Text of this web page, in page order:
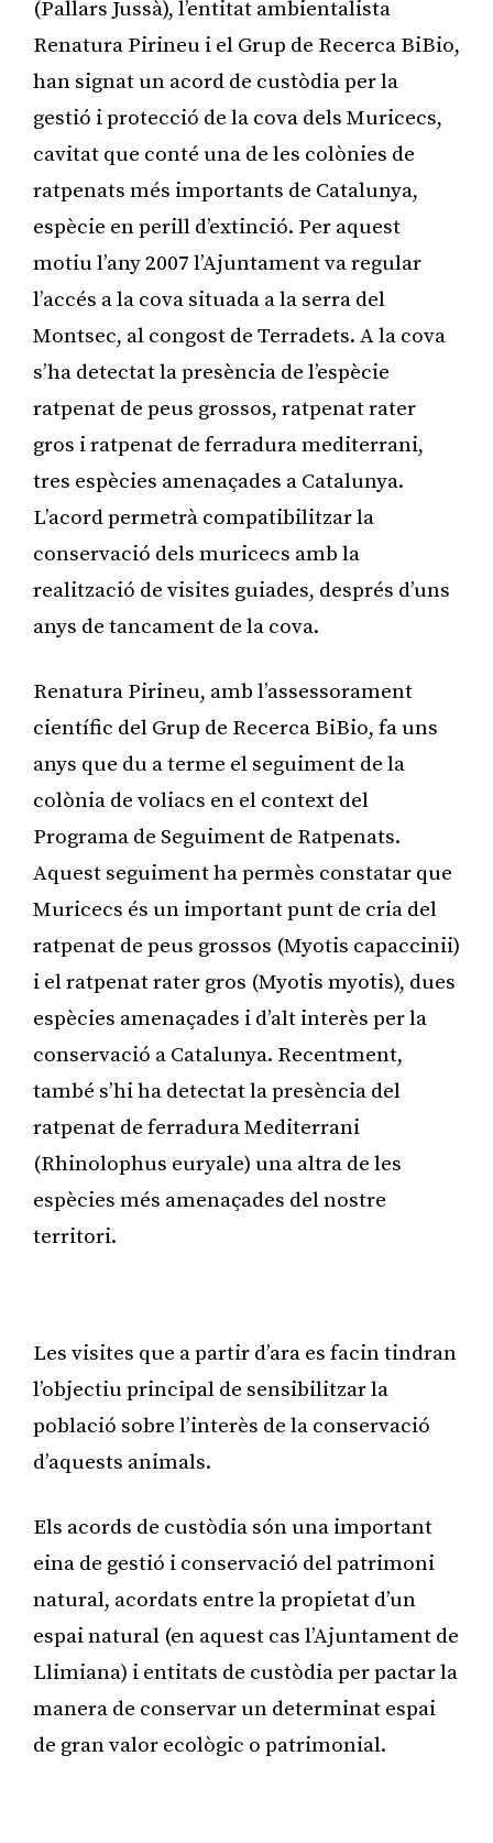
(Pallars Jussà), l’entitat ambientalista
Renatura Pirineu i el Grup de Recerca BiBio,
han signat un acord de custòdia per la
gestió i protecció de la cova dels Muricecs,
cavitat que conté una de les colònies de
ratpenats més importants de Catalunya,
espècie en perill d’extinció. Per aquest
motiu l’any 2007 l’Ajuntament va regular
l’accés a la cova situada a la serra del
Montsec, al congost de Terradets. A la cova
s’ha detectat la presència de l’espècie
ratpenat de peus grossos, ratpenat rater
gros i ratpenat de ferradura mediterrani,
tres espècies amenaçades a Catalunya.
L’acord permetrà compatibilitzar la
conservació dels muricecs amb la
realització de visites guiades, després d’uns
anys de tancament de la cova.
Renatura Pirineu, amb l’assessorament
científic del Grup de Recerca BiBio, fa uns
anys que du a terme el seguiment de la
colònia de voliacs en el context del
Programa de Seguiment de Ratpenats.
Aquest seguiment ha permès constatar que
Muricecs és un important punt de cria del
ratpenat de peus grossos (Myotis capaccinii)
i el ratpenat rater gros (Myotis myotis), dues
espècies amenaçades i d’alt interès per la
conservació a Catalunya. Recentment,
també s’hi ha detectat la presència del
ratpenat de ferradura Mediterrani
(Rhinolophus euryale) una altra de les
espècies més amenaçades del nostre
territori.
Les visites que a partir d’ara es facin tindran
l’objectiu principal de sensibilitzar la
població sobre l’interès de la conservació
d’aquests animals.
Els acords de custòdia són una important
eina de gestió i conservació del patrimoni
natural, acordats entre la propietat d’un
espai natural (en aquest cas l’Ajuntament de
Llimiana) i entitats de custòdia per pactar la
manera de conservar un determinat espai
de gran valor ecològic o patrimonial.